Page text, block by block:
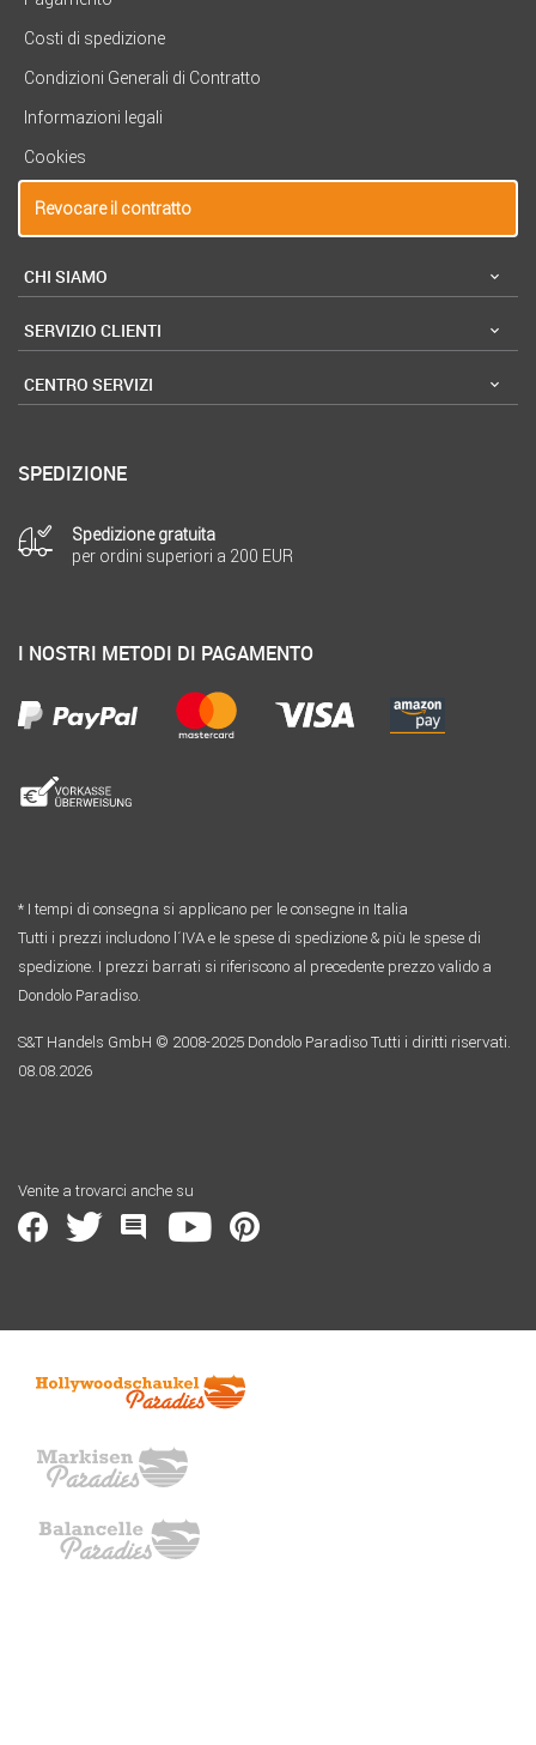
Costi di spedizione
Condizioni Generali di Contratto
Informazioni legali
Cookies
Revocare il contratto
CHI SIAMO
SERVIZIO CLIENTI
CENTRO SERVIZI
SPEDIZIONE
Spedizione gratuita
per ordini superiori a 200 EUR
I NOSTRI METODI DI PAGAMENTO
* I tempi di consegna si applicano per le consegne in Italia
Tutti i prezzi includono l´IVA e le spese di spedizione & più le spese di
spedizione. I prezzi barrati si riferiscono al precedente prezzo valido a
Dondolo Paradiso.
S&T Handels GmbH © 2008-2025 Dondolo Paradiso Tutti i diritti riservati.
08.08.2026
Venite a trovarci anche su